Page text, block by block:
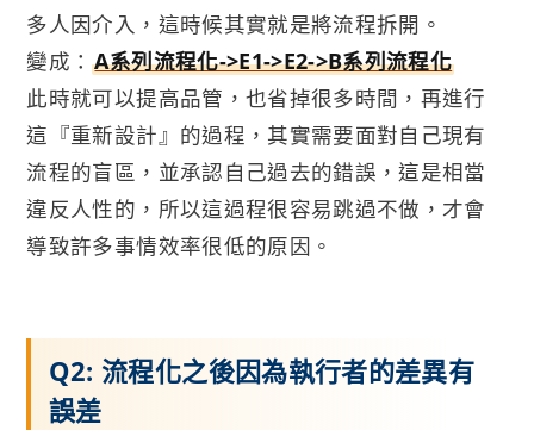
多人因介入，這時候其實就是將流程拆開。
變成：A系列流程化->E1->E2->B系列流程化
此時就可以提高品管，也省掉很多時間，再進行
這『重新設計』的過程，其實需要面對自己現有
流程的盲區，並承認自己過去的錯誤，這是相當
違反人性的，所以這過程很容易跳過不做，才會
導致許多事情效率很低的原因。
Q2: 流程化之後因為執行者的差異有
誤差